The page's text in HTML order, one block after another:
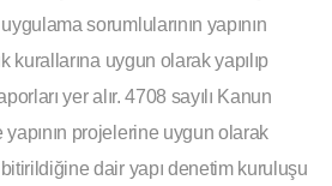
sorumlularının yapının
kurallarına uygun olarak yapılıp
yer alır. 4708 sayılı Kanun
projelerine uygun olarak
dair yapı denetim kuruluşu